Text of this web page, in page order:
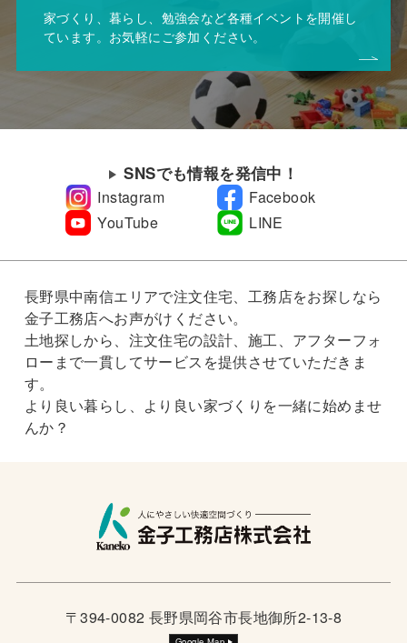
家づくり、暮らし、勉強会など各種イベントを開催し
ています。お気軽にご参加ください。
SNSでも情報を発信中！
Instagram
Facebook
YouTube
LINE
長野県中南信エリアで注文住宅、工務店をお探しなら
金子工務店へお声がけください。
土地探しから、注文住宅の設計、施工、アフターフォ
ローまで一貫してサービスを提供させていただきま
す。
より良い暮らし、より良い家づくりを一緒に始めませ
んか？
〒394-0082 長野県岡谷市長地御所2-13-8